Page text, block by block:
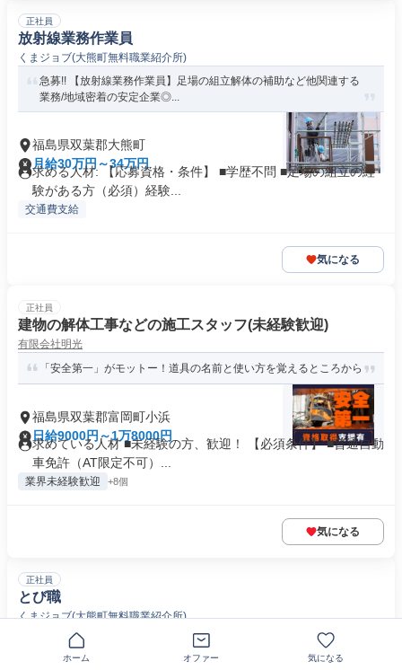
正社員
放射線業務作業員
くまジョブ(大熊町無料職業紹介所)
急募!! 【放射線業務作業員】足場の組立解体の補助など他関連する
業務/地域密着の安定企業◎...
福島県双葉郡大熊町
月給30万円～34万円
求める人材: 【応募資格・条件】 ■学歴不問 ■足場の組立の経
験がある方（必須）経験...
交通費支給
気になる
正社員
建物の解体工事などの施工スタッフ(未経験歓迎)
有限会社明光
「安全第一」がモットー！道具の名前と使い方を覚えるところから
福島県双葉郡富岡町小浜
日給9000円～1万8000円
求めている人材 ■未経験の方、歓迎！ 【必須条件】 ■普通自動
車免許（AT限定不可）...
業界未経験歓迎 +8個
気になる
正社員
とび職
くまジョブ(大熊町無料職業紹介所)
【とび職・土木工】正社員/地域密着の安定企業◎国家資格取得支
援制度有/昇給・賞与など待遇面...
ホーム オファー 気になる